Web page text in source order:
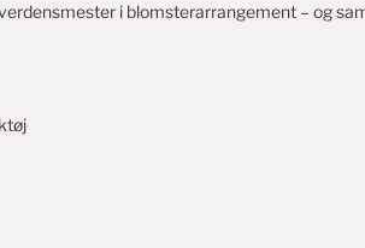
i blomsterarrangement – og